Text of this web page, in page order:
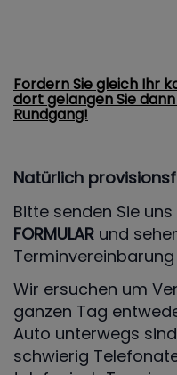
Fordern Sie gleich Ihr
dort gelangen Sie
Rundgang!
Natürlich
Bitte senden Sie uns
FORMULAR und
Wir ersuchen um
ganzen Tag
Auto unterwegs
schwierig